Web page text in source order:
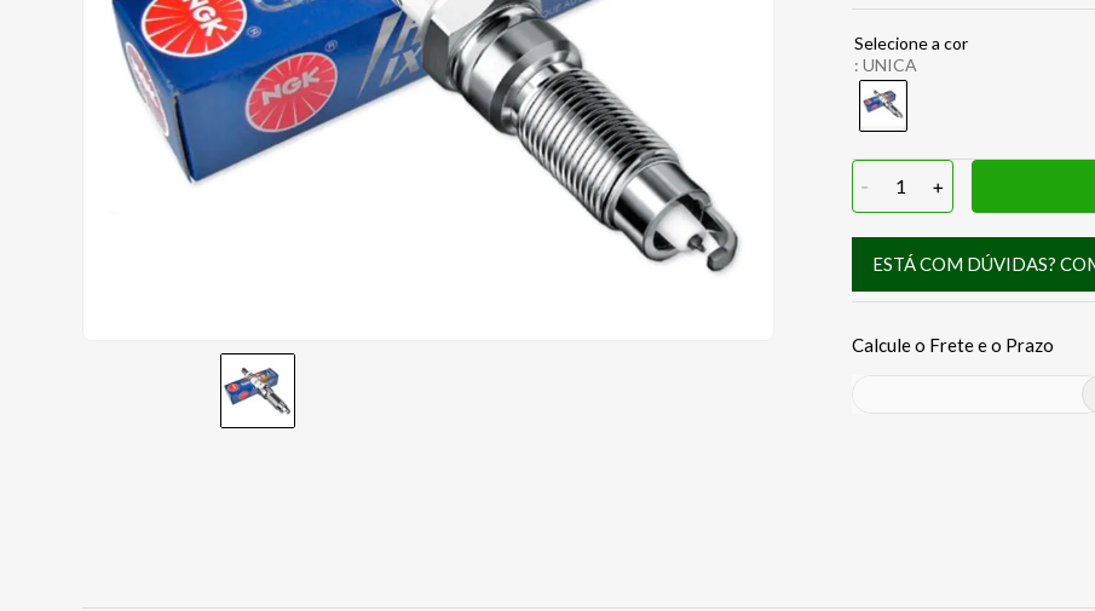
: UNICA
- 1 +
ESTÁ COM DÚVIDAS?